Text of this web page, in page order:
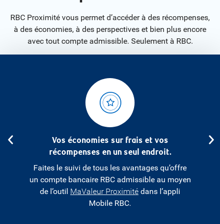
RBC Proximité vous permet d’accéder à des récompenses,
à des économies, à des perspectives et bien plus encore
avec tout compte admissible. Seulement à RBC.
ne
Vos économies sur frais et vos
récompenses en un seul endroit.
Faites le suivi de tous les avantages qu’offre
un compte bancaire RBC admissible au moyen
de l’outil MaValeur Proximité dans l’appli
Mobile RBC.